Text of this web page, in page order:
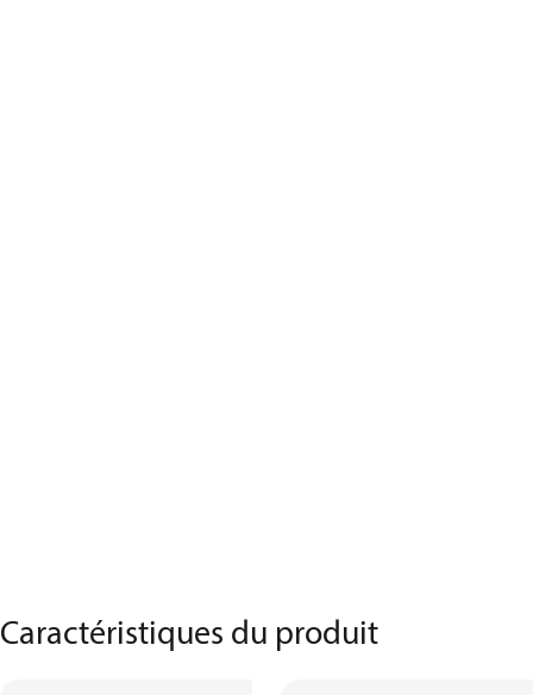
Caractéristiques du produit